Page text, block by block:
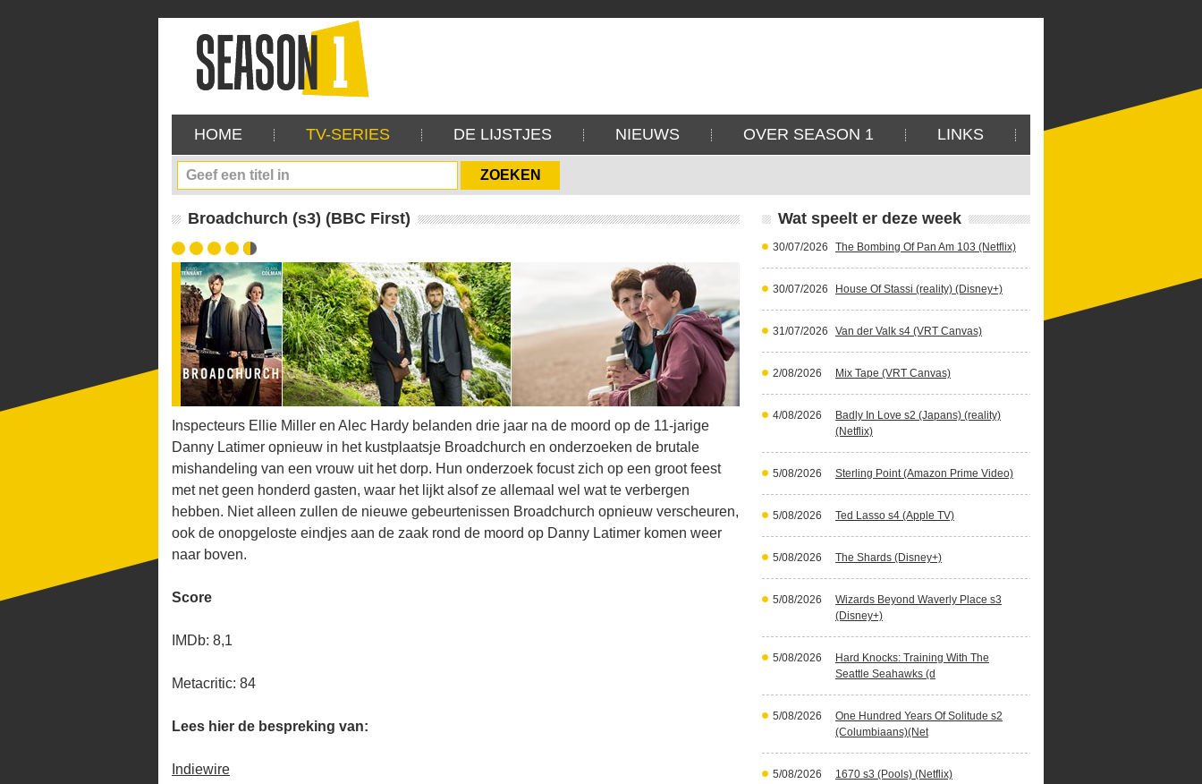
HOME TV-SERIES DE LIJSTJES NIEUWS OVER SEASON 1 LINKS
Broadchurch (s3) (BBC First)
Inspecteurs Ellie Miller en Alec Hardy belanden drie jaar na de moord op de 11-jarige
Danny Latimer opnieuw in het kustplaatsje Broadchurch en onderzoeken de brutale
mishandeling van een vrouw uit het dorp. Hun onderzoek focust zich op een groot feest
met net geen honderd gasten, waar het lijkt alsof ze allemaal wel wat te verbergen
hebben. Niet alleen zullen de nieuwe gebeurtenissen Broadchurch opnieuw verscheuren,
ook de onopgeloste eindjes aan de zaak rond de moord op Danny Latimer komen weer
naar boven.
Score
IMDb: 8,1
Metacritic: 84
Lees hier de bespreking van:
Indiewire
Wat speelt er deze week
30/07/2026 The Bombing Of Pan Am 103 (Netflix)
30/07/2026 House Of Stassi (reality) (Disney+)
31/07/2026 Van der Valk s4 (VRT Canvas)
2/08/2026 Mix Tape (VRT Canvas)
4/08/2026
Badly In Love s2 (Japans) (reality)
(Netflix)
5/08/2026 Sterling Point (Amazon Prime Video)
5/08/2026 Ted Lasso s4 (Apple TV)
5/08/2026 The Shards (Disney+)
5/08/2026
Wizards Beyond Waverly Place s3
(Disney+)
5/08/2026
Hard Knocks: Training With The
Seattle Seahawks (d
5/08/2026
One Hundred Years Of Solitude s2
(Columbiaans)(Net
5/08/2026 1670 s3 (Pools) (Netflix)